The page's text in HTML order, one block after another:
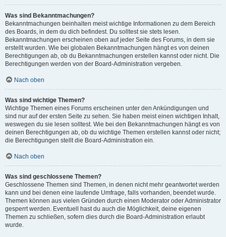
Was sind Bekanntmachungen?
Bekanntmachungen beinhalten meist wichtige Informationen zu dem Bereich
des Boards, in dem du dich befindest. Du solltest sie stets lesen.
Bekanntmachungen erscheinen oben auf jeder Seite des Forums, in dem sie
erstellt wurden. Wie bei globalen Bekanntmachungen hängt es von deinen
Berechtigungen ab, ob du Bekanntmachungen erstellen kannst oder nicht. Die
Berechtigungen werden von der Board-Administration vergeben.
Nach oben
Was sind wichtige Themen?
Wichtige Themen eines Forums erscheinen unter den Ankündigungen und
sind nur auf der ersten Seite zu sehen. Sie haben meist einen wichtigen Inhalt,
weswegen du sie lesen solltest. Wie bei den Bekanntmachungen hängt es von
deinen Berechtigungen ab, ob du wichtige Themen erstellen kannst oder nicht;
die Berechtigungen stellt die Board-Administration ein.
Nach oben
Was sind geschlossene Themen?
Geschlossene Themen sind Themen, in denen nicht mehr geantwortet werden
kann und bei denen eine laufende Umfrage, falls vorhanden, beendet wurde.
Themen können aus vielen Gründen durch einen Moderator oder Administrator
gesperrt werden. Eventuell hast du auch die Möglichkeit, deine eigenen
Themen zu schließen, sofern dies durch die Board-Administration erlaubt
wurde.